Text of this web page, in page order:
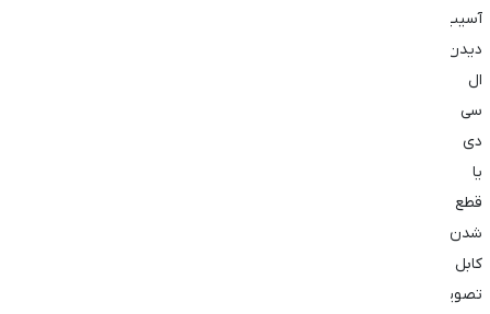
آسیب
دیدن
ال
‌سی
‌دی
یا
قطع
شدن
کابل
تصویر